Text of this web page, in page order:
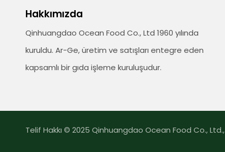
Hakkımızda
Qinhuangdao Ocean Food Co., Ltd 1960 yılında
kuruldu. Ar-Ge, üretim ve satışları entegre eden
kapsamlı bir gıda işleme kuruluşudur.
Telif Hakkı © 2025 Qinhuangdao Ocean Food Co., Ltd.,